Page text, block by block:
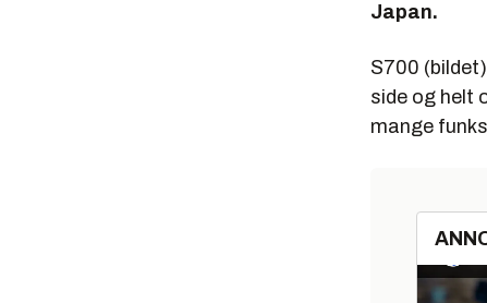
Japan.
S700
side og helt
mange